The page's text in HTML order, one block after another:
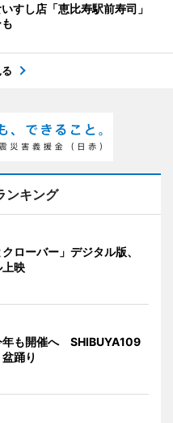
すし店「恵比寿駅前寿司」
ンキング
ローバー」デジタル版、
映
年も開催へ SHIBUYA109
踊り